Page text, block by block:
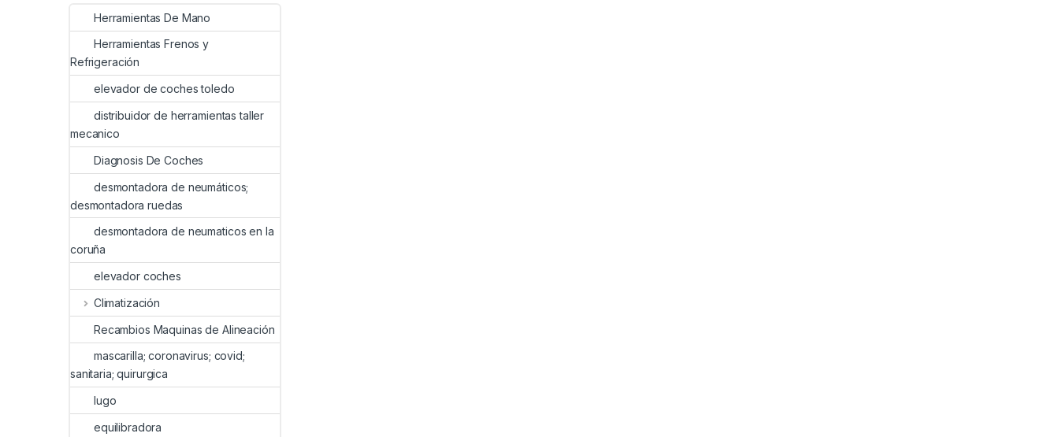
Herramientas De Mano
Herramientas Frenos y
Refrigeración
elevador de coches toledo
distribuidor de herramientas taller
mecanico
Diagnosis De Coches
desmontadora de neumáticos;
desmontadora ruedas
desmontadora de neumaticos en la
coruña
elevador coches
Climatización
Recambios Maquinas de Alineación
mascarilla; coronavirus; covid;
sanitaria; quirurgica
lugo
equilibradora